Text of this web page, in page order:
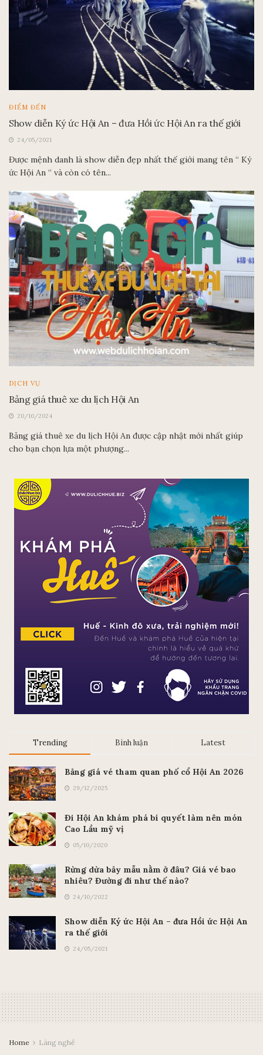
ĐIỂM ĐẾN
Show diễn Ký ức Hội An – đưa Hồi ức Hội An ra thế giới
24/05/2021
Được mệnh danh là show diễn đẹp nhất thế giới mang tên “ Ký
ức Hội An ‘’ và còn có tên...
DỊCH VỤ
Bảng giá thuê xe du lịch Hội An
20/10/2024
Bảng giá thuê xe du lịch Hội An được cập nhật mới nhất giúp
cho bạn chọn lựa một phượng...
Trending Bình luận Latest
Bảng giá vé tham quan phố cổ Hội An 2026
29/12/2025
Đi Hội An khám phá bí quyết làm nên món
Cao Lầu mỹ vị
05/10/2020
Rừng dừa bảy mẫu nằm ở đâu? Giá vé bao
nhiêu? Đường đi như thế nào?
24/10/2022
Show diễn Ký ức Hội An – đưa Hồi ức Hội An
ra thế giới
24/05/2021
Home Làng nghề